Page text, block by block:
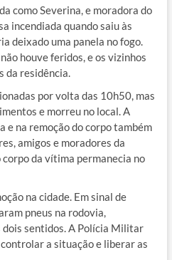
como Severina, e moradora do
incendiada quando saiu às
deixado uma panela no fogo.
houve feridos, e os vizinhos
da residência.
por volta das 10h50, mas
e morreu no local. A
e na remoção do corpo também
amigos e moradores da
da vítima permanecia no
na cidade. Em sinal de
pneus na rodovia,
sentidos. A Polícia Militar
a situação e liberar as